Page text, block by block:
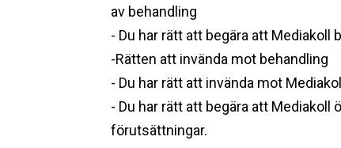
av behandling
- Du har rätt att begära att
-Rätten att invända mot behandling
- Du har rätt att invända mot
- Du har rätt att begära att
förutsättningar.